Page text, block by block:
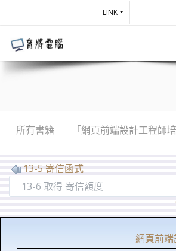
LINK
所有書籍 「網頁前端設計工程師
13-5 寄信函式
網頁前